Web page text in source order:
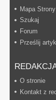
Mapa Strony
Szukaj
Forum
Prześlij
O stronie
Kontakt z